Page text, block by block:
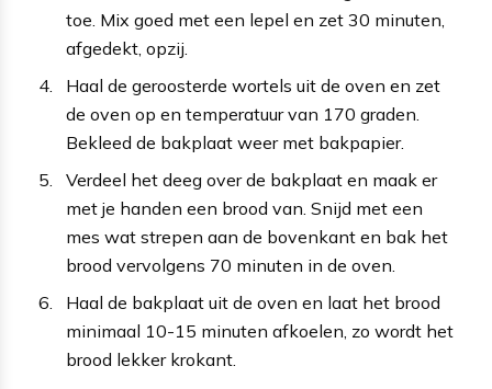
toe. Mix goed met een lepel en zet 30 minuten,
afgedekt, opzij.
Haal de geroosterde wortels uit de oven en zet
de oven op en temperatuur van 170 graden.
Bekleed de bakplaat weer met bakpapier.
Verdeel het deeg over de bakplaat en maak er
met je handen een brood van. Snijd met een
mes wat strepen aan de bovenkant en bak het
brood vervolgens 70 minuten in de oven.
Haal de bakplaat uit de oven en laat het brood
minimaal 10-15 minuten afkoelen, zo wordt het
brood lekker krokant.